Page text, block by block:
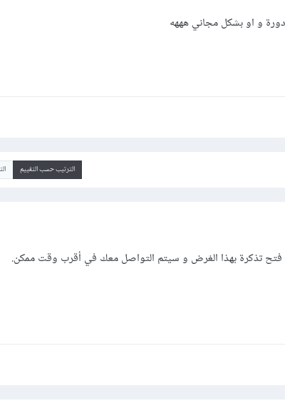
و او بشكل مجاني هههه
الترتيب حسب التقييم
تذكرة بهذا الغرض و سيتم التواصل معك في أقرب وقت ممكن.